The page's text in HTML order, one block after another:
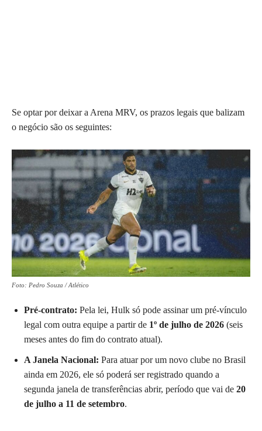
Se optar por deixar a Arena MRV, os prazos legais que balizam
o negócio são os seguintes:
Foto: Pedro Souza / Atlético
Pré-contrato: Pela lei, Hulk só pode assinar um pré-vínculo
legal com outra equipe a partir de 1º de julho de 2026 (seis
meses antes do fim do contrato atual).
A Janela Nacional: Para atuar por um novo clube no Brasil
ainda em 2026, ele só poderá ser registrado quando a
segunda janela de transferências abrir, período que vai de 20
de julho a 11 de setembro.